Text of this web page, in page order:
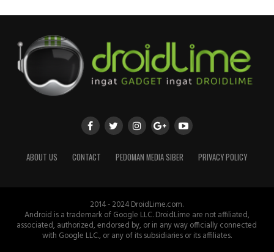
ABOUT US CONTACT PEDOMAN MEDIA SIBER PRIVACY POLICY
2014 - 2024 DroidLime.com.
Android is a trademark of Google LLC. DroidLime are not affiliated,
associated, authorized, endorsed by, or in any way officially connected
with Google LLC., or any of its subsidiaries or its affiliates.